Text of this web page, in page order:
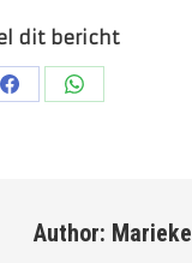
dit bericht
Deel
Deel
Author: Marieke